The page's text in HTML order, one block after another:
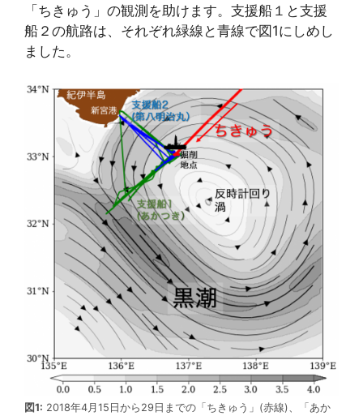
「ちきゅう」の観測を助けます。支援船１と支援
船２の航路は、それぞれ緑線と青線で図1にしめし
ました。
図1: 2018年4月15日から29日までの「ちきゅう」(赤線)、「あか